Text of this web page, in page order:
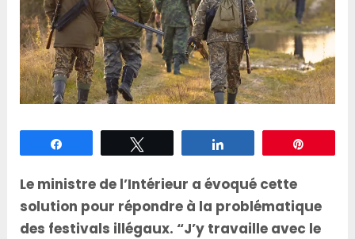
Le ministre de l’Intérieur a évoqué cette
solution pour répondre à la problématique
des festivals illégaux. “J’y travaille avec le